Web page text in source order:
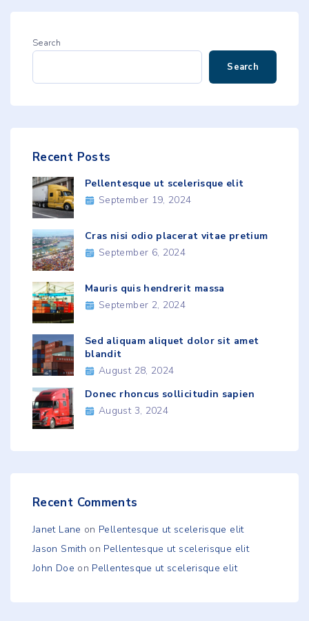
Search
Search
Recent Posts
Pellentesque ut scelerisque elit
September 19, 2024
Cras nisi odio placerat vitae pretium
September 6, 2024
Mauris quis hendrerit massa
September 2, 2024
Sed aliquam aliquet dolor sit amet
blandit
August 28, 2024
Donec rhoncus sollicitudin sapien
August 3, 2024
Recent Comments
Janet Lane on Pellentesque ut scelerisque elit
Jason Smith on Pellentesque ut scelerisque elit
John Doe on Pellentesque ut scelerisque elit